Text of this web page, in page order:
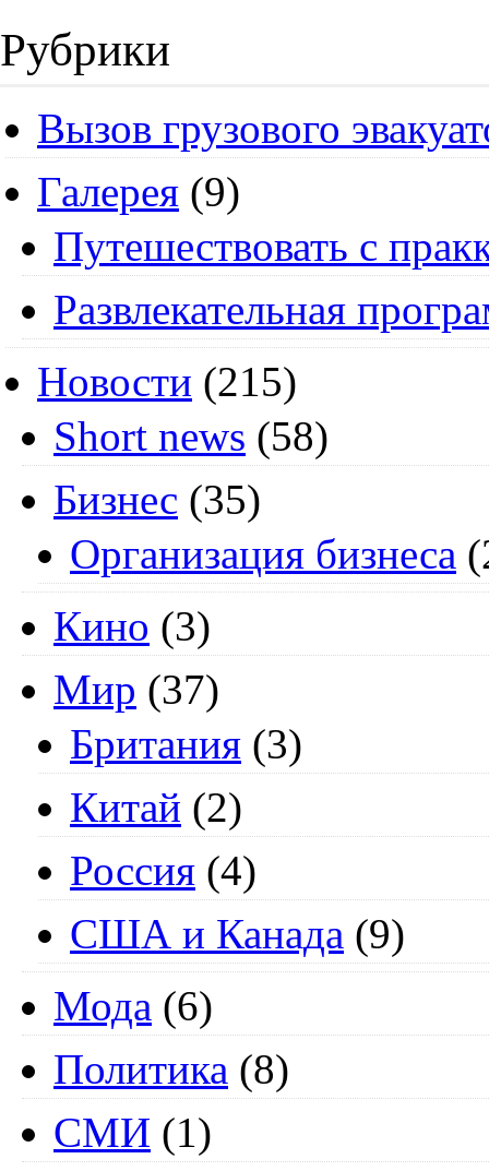
Рубрики
Вызов грузового
Галерея (9)
Путешествовать с
Развлекательная
Новости (215)
Short news (58)
Бизнес (35)
Организация бизнеса
Кино (3)
Мир (37)
Британия (3)
Китай (2)
Россия (4)
США и Канада (9)
Мода (6)
Политика (8)
СМИ (1)